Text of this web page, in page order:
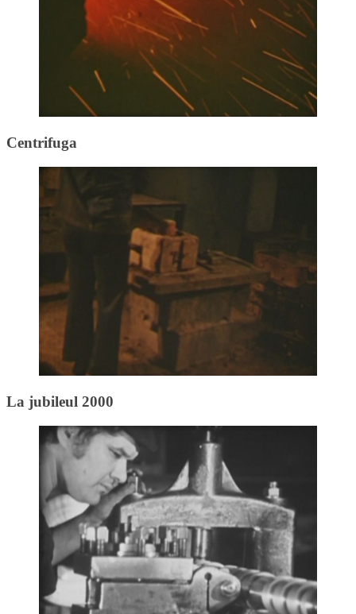
Centrifuga
La jubileul 2000